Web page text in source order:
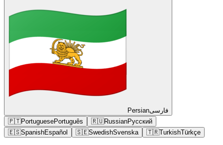
Persianفارسی
🇵🇹PortuguesePortuguês 🇷🇺RussianРусский
🇪🇸SpanishEspañol 🇸🇪SwedishSvenska 🇹🇷TurkishTürkçe